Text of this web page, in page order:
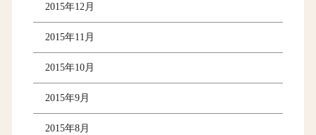
2015年12月
2015年11月
2015年10月
2015年9月
2015年8月